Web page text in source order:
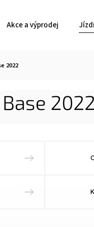
Akce a výprodej
2022
2022